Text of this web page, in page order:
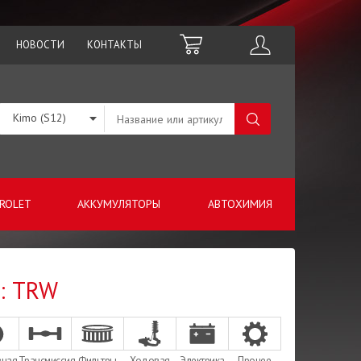
НОВОСТИ КОНТАКТЫ
АККУМУЛЯТОРЫ АВТОХИМИЯ
Kimo (S12)
TRW